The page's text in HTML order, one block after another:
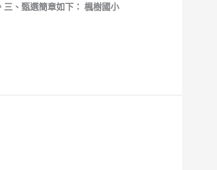
、甄選簡章如下： 楓樹國小